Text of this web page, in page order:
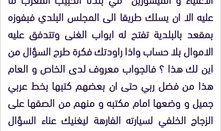
عليه الا ان يسلك طريقا الى المجلس البلدي فبفوزه
بمقعد بالبلدية تفتح له ابواب الغنى وتتدفق عليه
الاموال بلا حساب واذا راودتك فكرة طرح السؤال من
اين لك هذا ؟ فالجواب معروف لدى الخاص و العام
هذا من فضل ربي حتى ان بعضهم كتبها بخط عربي
جميل و وضعها امام مكتبه و منهم من الصقها على
الزجاج الخلفي لسيارته الفارهة ليغنيك عناء السؤال